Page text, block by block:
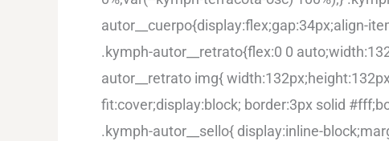
autor__cuerpo{display:flex;gap:34px;align-
.kymph-autor__retrato{flex:0 0
autor__retrato img{
fit:cover;display:block; border:3px solid
.kymph-autor__sello{ display:inline-